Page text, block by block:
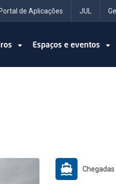
de Aplicações JUL
Espaços e eventos